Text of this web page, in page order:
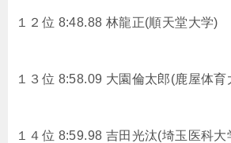
１２位 8:48.88 林龍正(順天堂大学)
１３位 8:58.09 大園倫太郎(鹿屋体育
１４位 8:59.98 吉田光汰(埼玉医科大